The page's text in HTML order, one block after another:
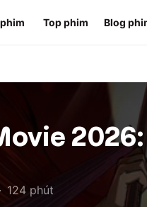
Top phim Blog
· 124 phút